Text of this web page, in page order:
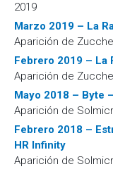
2019
Marzo 2019 – La
Aparición de
Febrero 2019 – La
Aparición de
Mayo 2018 – Byte
Aparición de
Febrero 2018 –
HR Infinity
Aparición de